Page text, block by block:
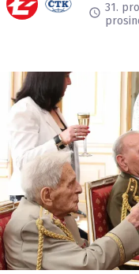
31.